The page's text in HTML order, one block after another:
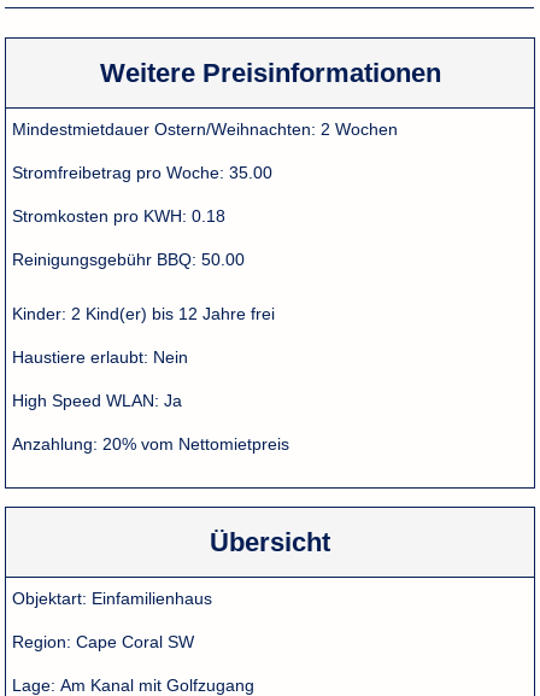
Weitere Preisinformationen
Mindestmietdauer Ostern/Weihnachten: 2 Wochen
Stromfreibetrag pro Woche: 35.00
Stromkosten pro KWH: 0.18
Reinigungsgebühr BBQ: 50.00
Kinder: 2 Kind(er) bis 12 Jahre frei
Haustiere erlaubt: Nein
High Speed WLAN: Ja
Anzahlung: 20% vom Nettomietpreis
Übersicht
Objektart: Einfamilienhaus
Region: Cape Coral SW
Lage: Am Kanal mit Golfzugang